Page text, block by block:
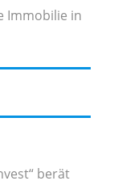
Immobilie in
berät